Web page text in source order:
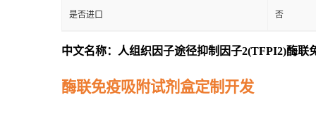
是否进口 否
中文名称：人组织因子途径抑制因子2(TFPI2)酶联
酶联免疫吸附试剂盒定制开发